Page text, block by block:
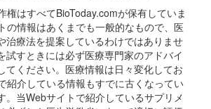
権はすべてBioToday.comが保有していま
の情報はあくまでも一般的なもので、医
治療法を提案しているわけではありませ
試すときには必ず医療専門家のアドバイ
てください。医療情報は日々変化してお
紹介している情報もすでに古くなってい
。当Webサイトで紹介しているサプリメ